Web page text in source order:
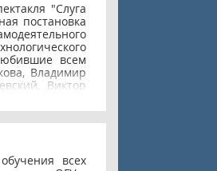
"Слуга
постановка
всем
Владимир
Виктор
ребят
выпускник
интересно
игрой. Хочу
некоторых
всех